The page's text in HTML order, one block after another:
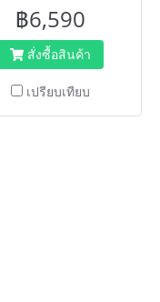
ร้านขายเสื้อผ้า สะดวก
รเคลื่อย้าย ราวแขวนผ้า
ปตามที่เราต้องการ
฿6,590
สั่งซื้อสินค้า
เปรียบเทียบ